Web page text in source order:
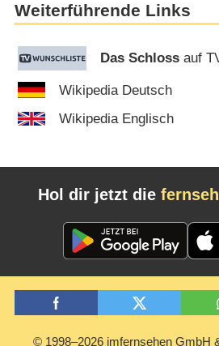
Weiterführende Links
Das Schloss auf
Wikipedia Deutsch
Wikipedia Englisch
Hol dir jetzt die
© 1998–2026 imfernsehen GmbH